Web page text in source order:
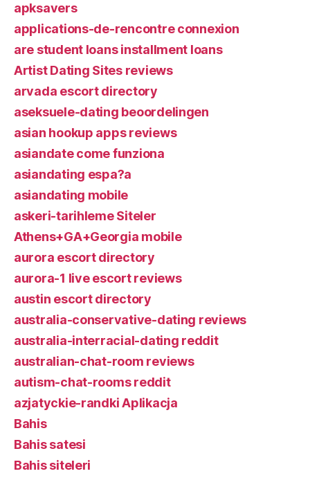
apksavers
applications-de-rencontre connexion
are student loans installment loans
Artist Dating Sites reviews
arvada escort directory
aseksuele-dating beoordelingen
asian hookup apps reviews
asiandate come funziona
asiandating espa?a
asiandating mobile
askeri-tarihleme Siteler
Athens+GA+Georgia mobile
aurora escort directory
aurora-1 live escort reviews
austin escort directory
australia-conservative-dating reviews
australia-interracial-dating reddit
australian-chat-room reviews
autism-chat-rooms reddit
azjatyckie-randki Aplikacja
Bahis
Bahis satesi
Bahis siteleri